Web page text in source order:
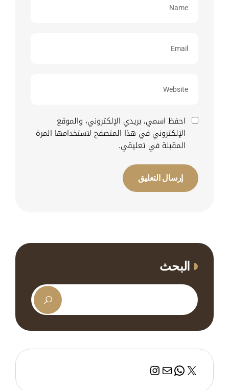
احفظ اسمي، بريدي الإلكتروني، والموقع
الإلكتروني في هذا المتصفح لاستخدامها المرة
المقبلة في تعليقي.
البحث
إكسواتساب
بريد